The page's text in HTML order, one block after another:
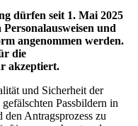
dürfen seit 1. Mai 2025
und
angenommen werden.
die
akzeptiert.
und Sicherheit der
Passbildern in
Antragsprozess zu